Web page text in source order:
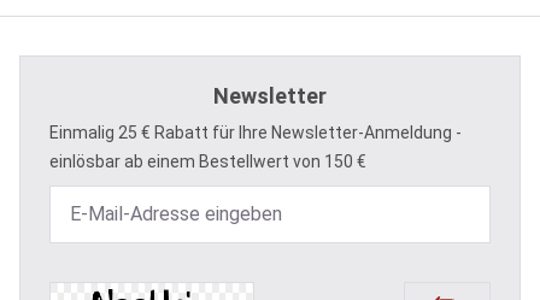
Newsletter
Einmalig 25 € Rabatt für Ihre Newsletter-Anmeldung -
einlösbar ab einem Bestellwert von 150 €